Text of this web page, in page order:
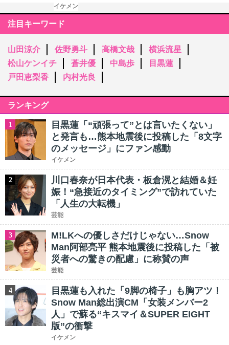
イケメン
注目キーワード
山田涼介 佐野勇斗 高橋文哉
横浜流星
松山ケンイチ
蒼井優 中島歩
目黒蓮
戸田恵梨香
内村光良
ランキング
1
目黒蓮「“頑張って”とは言いたくない」
と発言も…熊本地震後に投稿した「8文字
のメッセージ」にファン感動
イケメン
2
川口春奈が日本代表・板倉滉と結婚＆妊
娠！“急接近のタイミング”で訪れていた
「人生の大転機」
芸能
3
M!LKへの優しさだけじゃない…Snow
Man阿部亮平 熊本地震後に投稿した「被
災者への驚きの配慮」に称賛の声
芸能
4
目黒蓮も入れた「9脚の椅子」も胸アツ！
Snow Man総出演CM「女装メンバー2
人」で蘇る“キスマイ＆SUPER EIGHT
版”の衝撃
イケメン